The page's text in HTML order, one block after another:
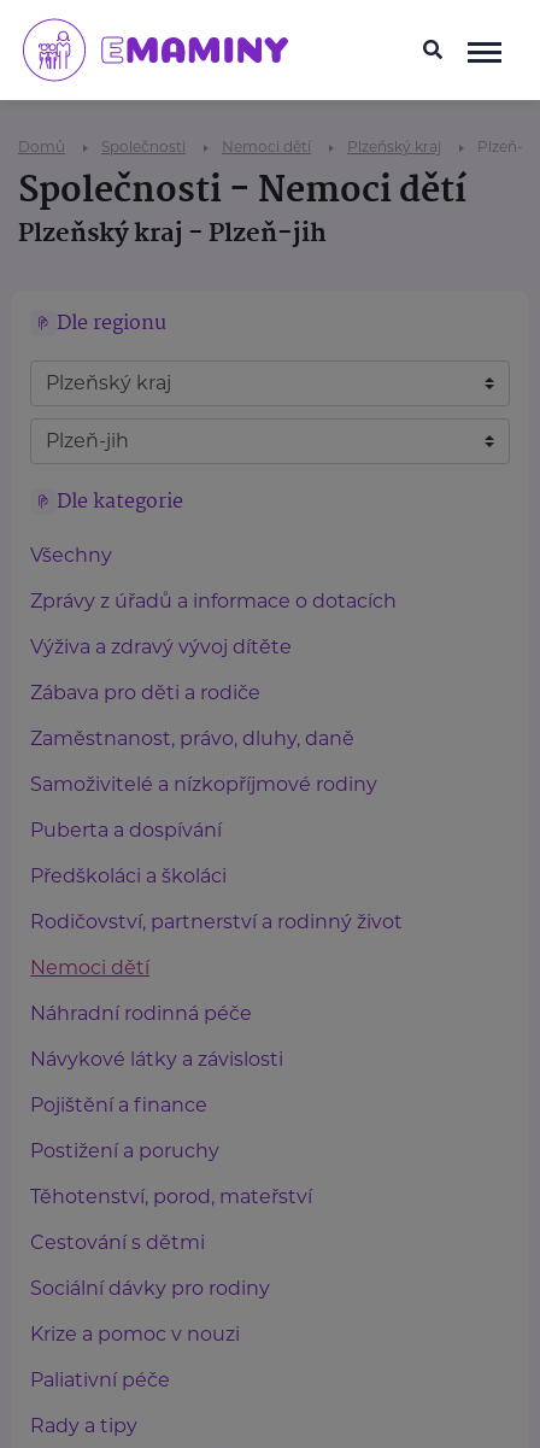
Domů Společnosti Nemoci dětí Plzeňský kraj Plzeň-jih
Společnosti - Nemoci dětí
Plzeňský kraj - Plzeň-jih
Dle regionu
Dle kategorie
Všechny
Zprávy z úřadů a informace o dotacích
Výživa a zdravý vývoj dítěte
Zábava pro děti a rodiče
Zaměstnanost, právo, dluhy, daně
Samoživitelé a nízkopříjmové rodiny
Puberta a dospívání
Předškoláci a školáci
Rodičovství, partnerství a rodinný život
Nemoci dětí
Náhradní rodinná péče
Návykové látky a závislosti
Pojištění a finance
Postižení a poruchy
Těhotenství, porod, mateřství
Cestování s dětmi
Sociální dávky pro rodiny
Krize a pomoc v nouzi
Paliativní péče
Rady a tipy